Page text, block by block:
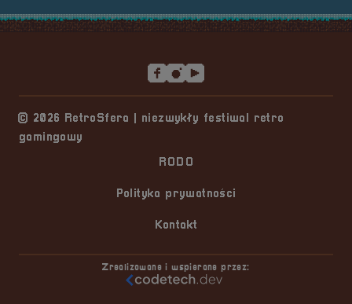
© 2026 RetroSfera | niezwykły festiwal retro
gamingowy
RODO
Polityka prywatności
Kontakt
Zrealizowane i wspierane przez: